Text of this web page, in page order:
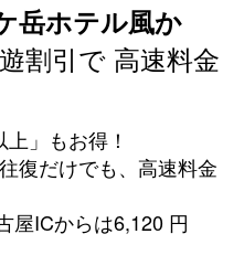
岳ホテル風か
割引で 高速料金
」もお得！
復だけでも、高速料金
屋ICからは6,120 円